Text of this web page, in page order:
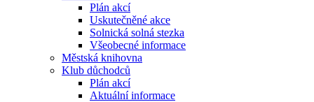
Plán akcí
Uskutečněné akce
Solnická solná stezka
Všeobecné informace
Městská knihovna
Klub důchodců
Plán akcí
Aktuální informace